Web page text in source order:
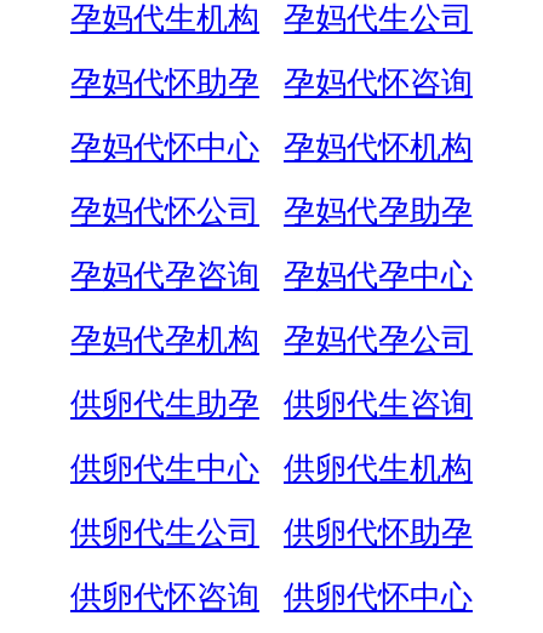
孕妈代生机构
孕妈代生公司
孕妈代怀助孕
孕妈代怀咨询
孕妈代怀中心
孕妈代怀机构
孕妈代怀公司
孕妈代孕助孕
孕妈代孕咨询
孕妈代孕中心
孕妈代孕机构
孕妈代孕公司
供卵代生助孕
供卵代生咨询
供卵代生中心
供卵代生机构
供卵代生公司
供卵代怀助孕
供卵代怀咨询
供卵代怀中心